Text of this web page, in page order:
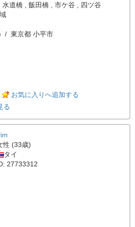
道橋 , 飯田橋 , 市ケ谷 , 四ツ谷
/ 東京都 小平市
お気に入りへ追加する
る
性 (33歳)
タイ
27733312